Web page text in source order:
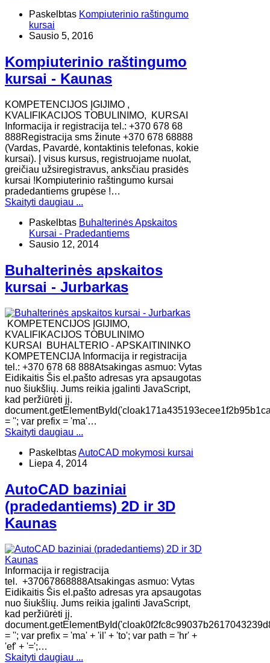
Paskelbtas Kompiuterinio raštingumo
kursai
Sausio 5, 2016
Kompiuterinio raštingumo
kursai - Kaunas
KOMPETENCIJOS ĮGIJIMO ,
KVALIFIKACIJOS TOBULINIMO, KURSAI
Informacija ir registracija tel.: +370 678 68
888Registracija sms žinute +370 678 68888
(Vardas, Pavardė, kontaktinis telefonas, kokie
kursai). Į visus kursus, registruojame nuolat,
greičiau užsiregistravus, anksčiau prasidės
kursai !Kompiuterinio raštingumo kursai
pradedantiems grupėse !…
Skaityti daugiau ...
Paskelbtas Buhalterinės Apskaitos
Kursai - Pradedantiems
Sausio 12, 2014
Buhalterinės apskaitos
kursai - Jurbarkas
KOMPETENCIJOS ĮGIJIMO,
KVALIFIKACIJOS TOBULINIMO
KURSAI BUHALTERIO - APSKAITININKO
KOMPETENCIJA Informacija ir registracija
tel.: +370 678 68 888Atsakingas asmuo: Vytas
Eidikaitis Šis el.pašto adresas yra apsaugotas
nuo šiukšlių. Jums reikia įgalinti JavaScript,
kad peržiūrėti jį.
= ''; var prefix = 'ma'…
Skaityti daugiau ...
PaskelbtasAutoCAD mokymosi kursai
Liepa 4, 2014
AutoCAD baziniai
(pradedantiems) 2D ir 3D
Kaunas
Informacija ir registracija
tel. +37067868888Atsakingas asmuo: Vytas
Eidikaitis Šis el.pašto adresas yra apsaugotas
nuo šiukšlių. Jums reikia įgalinti JavaScript,
kad peržiūrėti jį.
= ''; var prefix = 'ma' + 'il' + 'to'; var path = 'hr' +
'ef' + '=';…
Skaityti daugiau ...